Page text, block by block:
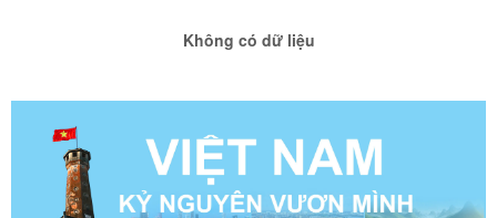
Không có dữ liệu